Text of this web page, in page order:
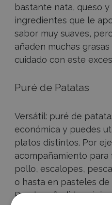
bastante nata, queso
ingredientes que le
sabor muy suaves,
añaden muchas
cuidado con este
Puré de Patatas
Versátil: puré de
económica y puedes
platos distintos. Por
acompañamiento para
pollo, escalopes,
o hasta en pasteles de
Puedes añadirle